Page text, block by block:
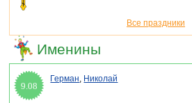
Все праздники
Именины
9.08
Герман, Николай